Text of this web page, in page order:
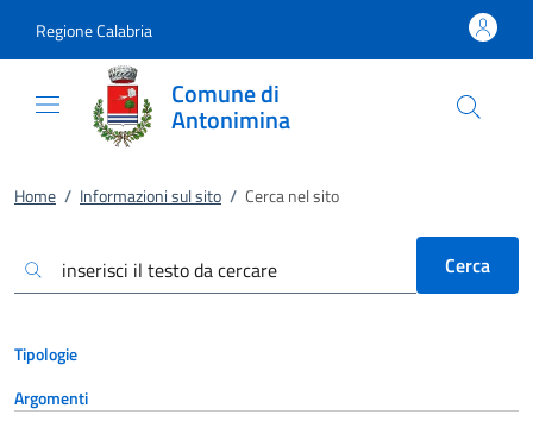
Regione Calabria
Comune di
Antonimina
Home / Informazioni sul sito / Cerca nel sito
Cerca
Tipologie
Argomenti